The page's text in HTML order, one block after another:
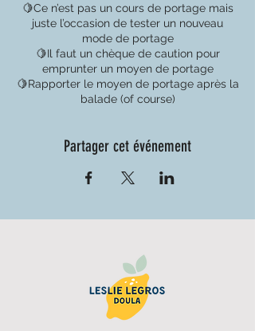
🍋Ce n’est pas un cours de portage mais
juste l’occasion de tester un nouveau
mode de portage
🍋Il faut un chèque de caution pour
emprunter un moyen de portage
🍋Rapporter le moyen de portage après la
balade (of course)
Partager cet événement